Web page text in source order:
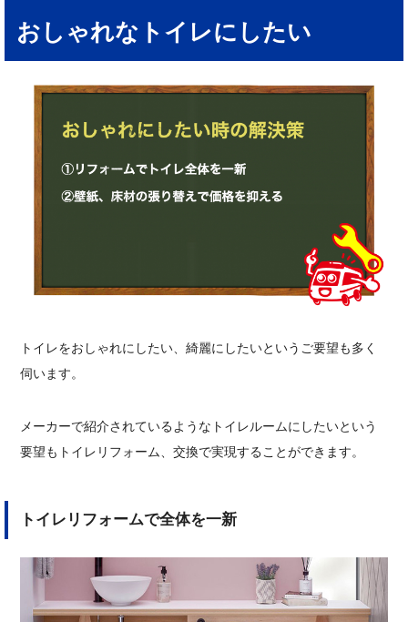
おしゃれなトイレにしたい
トイレをおしゃれにしたい、綺麗にしたいというご要望も多く
伺います。
メーカーで紹介されているようなトイレルームにしたいという
要望もトイレリフォーム、交換で実現することができます。
トイレリフォームで全体を一新